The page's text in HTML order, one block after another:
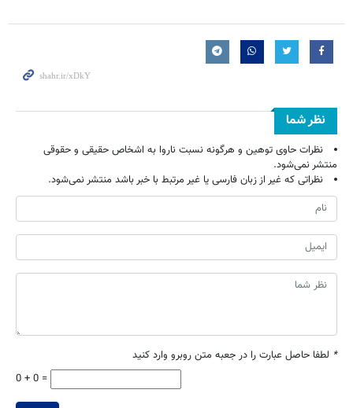
نظر شما
نظرات حاوی توهین و هرگونه نسبت ناروا به اشخاص حقیقی و حقوقی
منتشر نمی‌شود.
نظراتی که غیر از زبان فارسی یا غیر مرتبط با خبر باشد منتشر نمی‌شود.
* لطفا حاصل عبارت را در جعبه متن روبرو وارد کنید
0 + 0 =